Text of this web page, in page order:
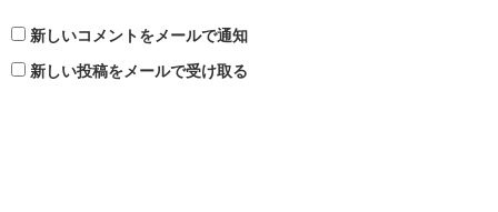
新しいコメントをメールで通知
新しい投稿をメールで受け取る